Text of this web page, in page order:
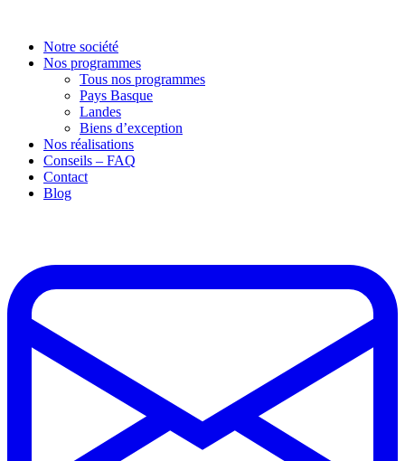
Notre société
Nos programmes
Tous nos programmes
Pays Basque
Landes
Biens d’exception
Nos réalisations
Conseils – FAQ
Contact
Blog